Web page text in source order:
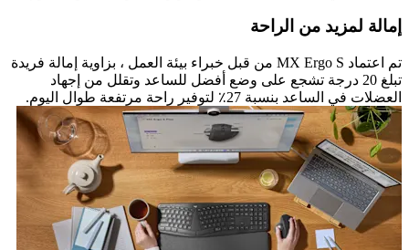
إمالة لمزيد من الراحة
تم اعتماد MX Ergo S من قبل خبراء بيئة العمل ، بزاوية إمالة فريدة
تبلغ 20 درجة تشجع على وضع أفضل للساعد وتقلل من إجهاد
العضلات في الساعد بنسبة 27٪ لتوفير راحة مرتفعة طوال اليوم.